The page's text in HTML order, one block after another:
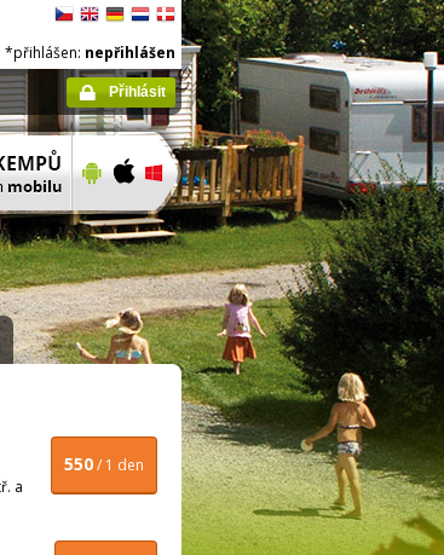
*přihlášen: nepřihlášen
Přihlásit
550/ 1 den
a